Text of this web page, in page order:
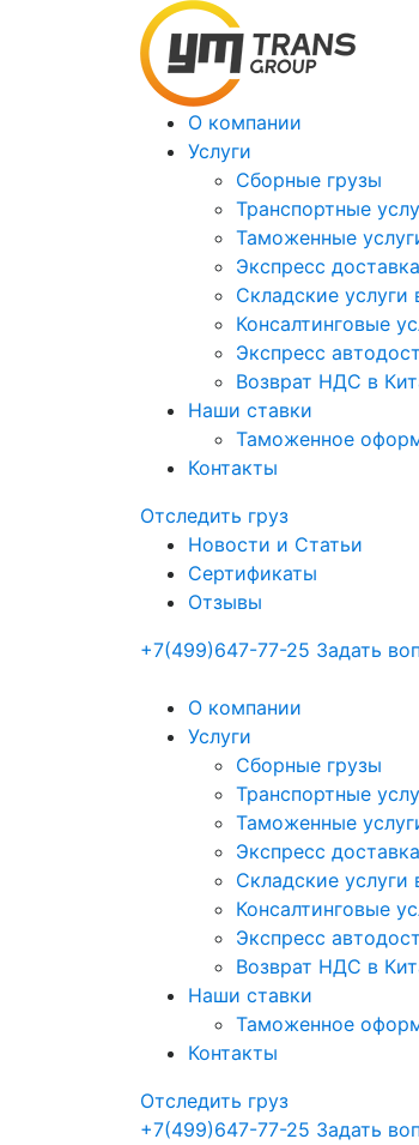
О компании
Услуги
Сборные грузы
Транспортные
Таможенные
Экспресс доставка
Cкладские услуги
Консалтинговые
Экспресс
Возврат НДС в
Наши ставки
Таможенное
Контакты
Отследить груз
Новости и Статьи
Сертификаты
Отзывы
+7(499)647-77-25 Задать
О компании
Услуги
Сборные грузы
Транспортные
Таможенные
Экспресс доставка
Cкладские услуги
Консалтинговые
Экспресс
Возврат НДС в
Наши ставки
Таможенное
Контакты
Отследить груз
+7(499)647-77-25 Задать